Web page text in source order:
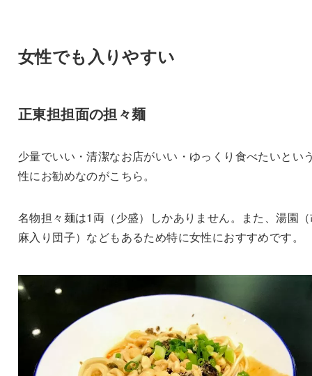
女性でも入りやすい
正東担担面の担々麺
少量でいい・清潔なお店がいい・ゆっくり食べたいとい
性にお勧めなのがこちら。
名物担々麺は1両（少盛）しかありません。また、湯園
麻入り団子）などもあるため特に女性におすすめです。